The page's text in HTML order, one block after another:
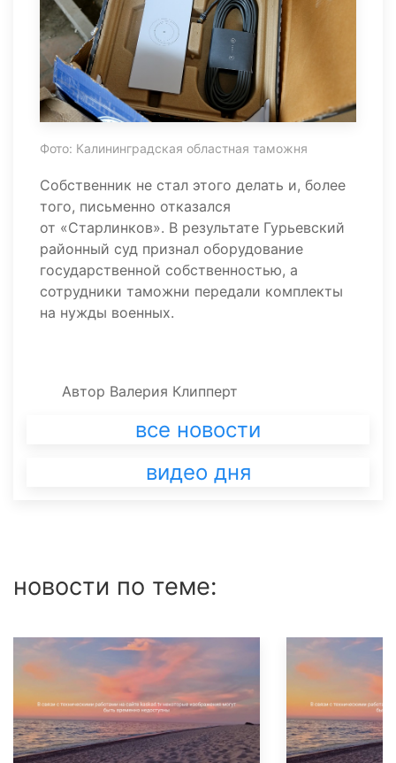
Фото: Калининградская областная таможня
Собственник не стал этого делать и, более
того, письменно отказался
от «Старлинков». В результате Гурьевский
районный суд признал оборудование
государственной собственностью, а
сотрудники таможни передали комплекты
на нужды военных.
Автор Валерия Клипперт
все новости
видео дня
новости по теме: